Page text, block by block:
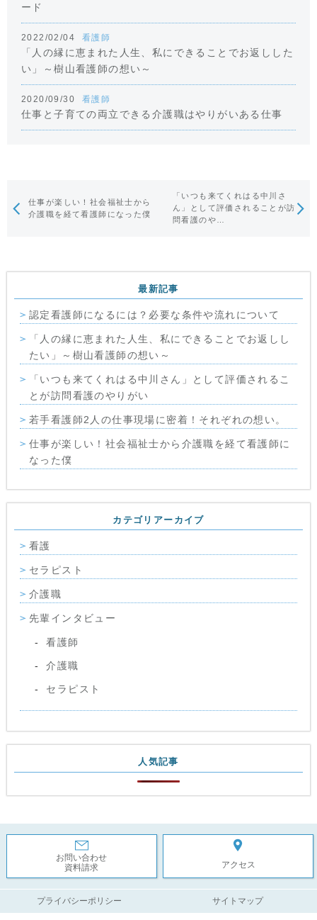
ード
2022/02/04 看護師
「人の縁に恵まれた人生、私にできることでお返しした
い」～樹山看護師の想い～
2020/09/30 看護師
仕事と子育ての両立できる介護職はやりがいある仕事
仕事が楽しい！社会福祉士から
介護職を経て看護師になった僕
「いつも来てくれはる中川さ
ん」として評価されることが訪
問看護のや…
最新記事
認定看護師になるには？必要な条件や流れについて
「人の縁に恵まれた人生、私にできることでお返しし
たい」～樹山看護師の想い～
「いつも来てくれはる中川さん」として評価されるこ
とが訪問看護のやりがい
若手看護師2人の仕事現場に密着！それぞれの想い。
仕事が楽しい！社会福祉士から介護職を経て看護師に
なった僕
カテゴリアーカイブ
看護
セラピスト
介護職
先輩インタビュー
看護師
介護職
セラピスト
人気記事
お問い合わせ
資料請求
アクセス
プライバシーポリシー サイトマップ